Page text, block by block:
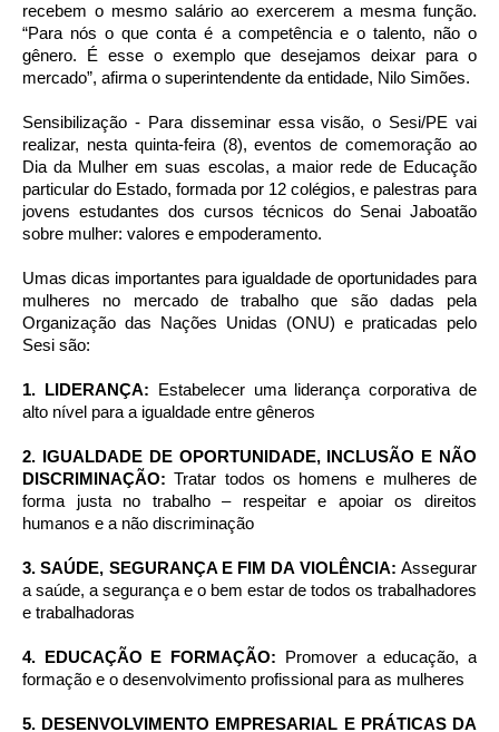
recebem o mesmo salário ao exercerem a mesma função.
“Para nós o que conta é a competência e o talento, não o
gênero. É esse o exemplo que desejamos deixar para o
mercado”, afirma o superintendente da entidade, Nilo Simões.
Sensibilização - Para disseminar essa visão, o Sesi/PE vai
realizar, nesta quinta-feira (8), eventos de comemoração ao
Dia da Mulher em suas escolas, a maior rede de Educação
particular do Estado, formada por 12 colégios, e palestras para
jovens estudantes dos cursos técnicos do Senai Jaboatão
sobre mulher: valores e empoderamento.
Umas dicas importantes para igualdade de oportunidades para
mulheres no mercado de trabalho que são dadas pela
Organização das Nações Unidas (ONU) e praticadas pelo
Sesi são:
1. LIDERANÇA: Estabelecer uma liderança corporativa de
alto nível para a igualdade entre gêneros
2. IGUALDADE DE OPORTUNIDADE, INCLUSÃO E NÃO
DISCRIMINAÇÃO:Tratar todos os homens e mulheres de
forma justa no trabalho – respeitar e apoiar os direitos
humanos e a não discriminação
3. SAÚDE, SEGURANÇA E FIM DA VIOLÊNCIA: Assegurar
a saúde, a segurança e o bem estar de todos os trabalhadores
e trabalhadoras
4. EDUCAÇÃO E FORMAÇÃO: Promover a educação, a
formação e o desenvolvimento profissional para as mulheres
5. DESENVOLVIMENTO EMPRESARIAL E PRÁTICAS DA